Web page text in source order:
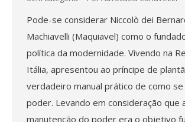
Pode-se considerar Niccolò dei
Machiavelli (Maquiavel) como o
política da modernidade. Vivendo na
Itália, apresentou ao príncipe de
verdadeiro manual prático de como
poder. Levando em consideração que
manutenção do poder era o objetivo